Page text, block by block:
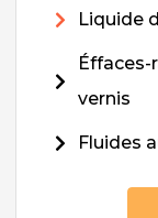
Liquide
Éffaces-
vernis
Fluides